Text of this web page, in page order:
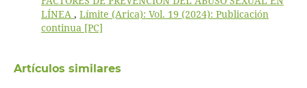
LÍNEA , Límite (Arica): Vol. 19 (2024): Publicación
continua [PC]
Artículos similares